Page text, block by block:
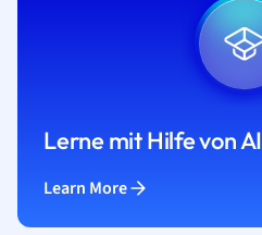
Lerne mit Hilfe von AI
Learn More